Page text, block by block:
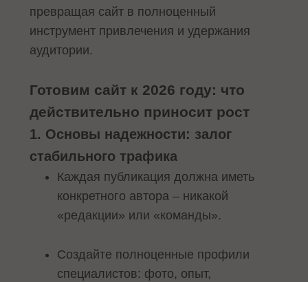
превращая сайт в полноценный
инструмент привлечения и удержания
аудитории.
Готовим сайт к 2026 году: что
действительно приносит рост
1. Основы надежности: залог
стабильного трафика
Каждая публикация должна иметь
конкретного автора – никакой
«редакции» или «команды».
Создайте полноценные профили
специалистов: фото, опыт,